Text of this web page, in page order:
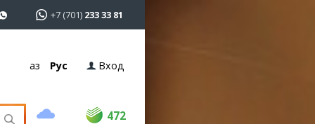
+7 (701) 233 33 81
Қаз Рус Вход
472
USD 469 472